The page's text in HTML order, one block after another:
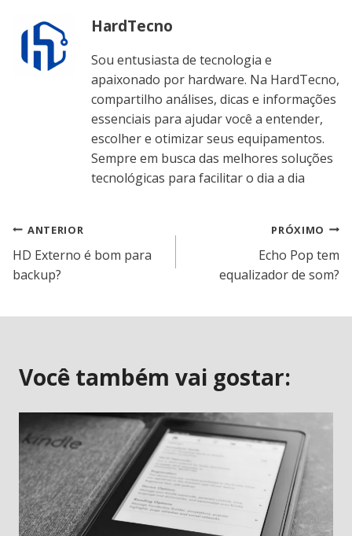
HardTecno
Sou entusiasta de tecnologia e
apaixonado por hardware. Na HardTecno,
compartilho análises, dicas e informações
essenciais para ajudar você a entender,
escolher e otimizar seus equipamentos.
Sempre em busca das melhores soluções
tecnológicas para facilitar o dia a dia
Navegação
de
ANTERIOR
HD Externo é bom para
backup?
PRÓXIMO
Echo Pop tem
equalizador de som?
Você também vai gostar: